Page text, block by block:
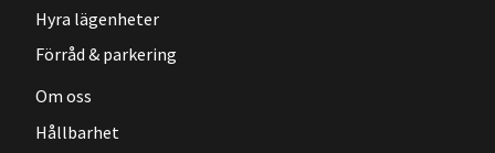
Hyra lägenheter
Förråd & parkering
Om oss
Hållbarhet